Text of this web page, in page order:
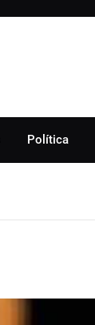
Política